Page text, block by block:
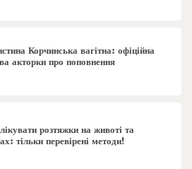
Корчинська вагітна: офіційна
акторки про поповнення
розтяжки на животі та
тільки перевірені методи!